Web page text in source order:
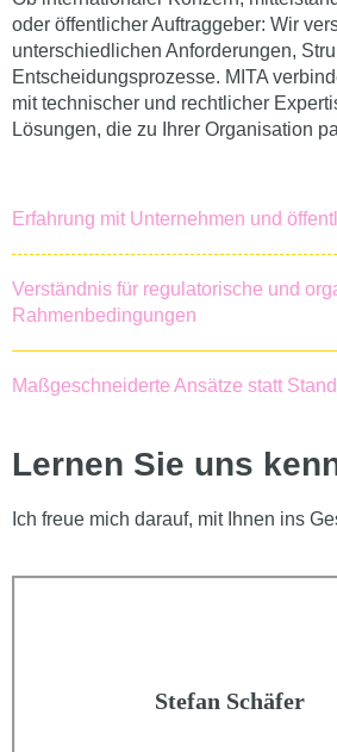
oder öffentlicher Auftraggeber: Wir
unterschiedlichen Anforderungen,
Entscheidungsprozesse. MITA
mit technischer und rechtlicher
Lösungen, die zu Ihrer Organisation
Erfahrung mit Unternehmen und
Verständnis für regulatorische und
Rahmenbedingungen
Maßgeschneiderte Ansätze statt
Lernen Sie uns
Ich freue mich darauf, mit Ihnen ins
Stefan Schäfer